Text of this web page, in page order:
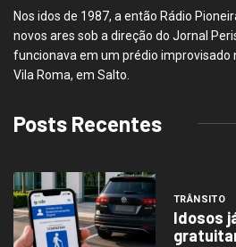
Nos idos de 1987, a então Rádio
novos ares sob a direção do Jornal
funcionava em um prédio improvisado
Vila Roma, em Salto.
Posts Recentes
TRÂNSITO
Idosos